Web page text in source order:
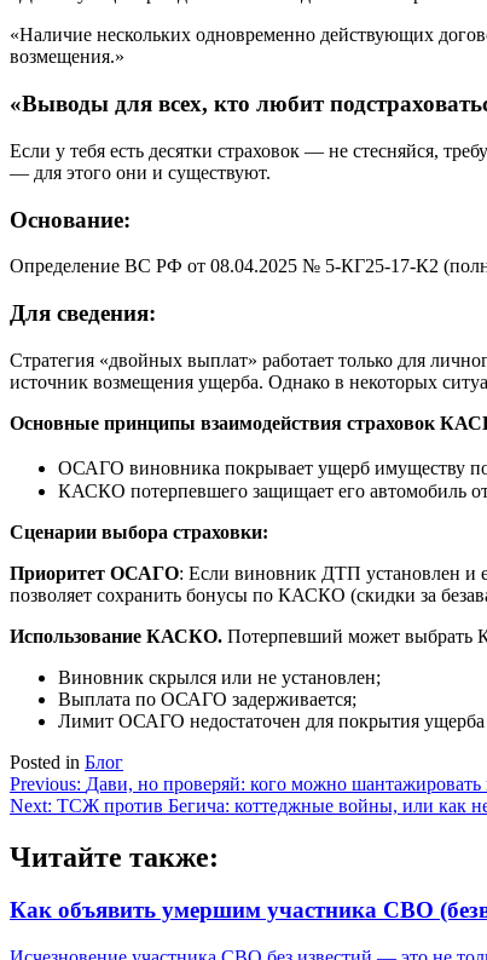
«Наличие нескольких одновременно действующих
возмещения.»
«Выводы для всех, кто любит
Если у тебя есть десятки страховок — не стесняйся,
— для этого они и существуют.
Основание:
Определение ВС РФ от 08.04.2025 № 5-КГ25-17-К2
Для сведения:
Стратегия «двойных выплат» работает только для
источник возмещения ущерба. Однако в некоторых
Основные принципы взаимодействия страховок
ОСАГО виновника покрывает ущерб имуществу
КАСКО потерпевшего защищает его автомобиль
Сценарии выбора страховки:
Приоритет ОСАГО: Если виновник ДТП установлен и
позволяет сохранить бонусы по КАСКО (скидки за
Использование КАСКО. Потерпевший может выбрать
Виновник скрылся или не установлен;
Выплата по ОСАГО задерживается;
Лимит ОСАГО недостаточен для покрытия
Posted in Блог
Навигация
по
записям
Previous: Дави, но проверяй: кого можно шантажировать
Next: ТСЖ против Бегича: коттеджные войны, или как не
Читайте также:
Как объявить умершим участника СВО